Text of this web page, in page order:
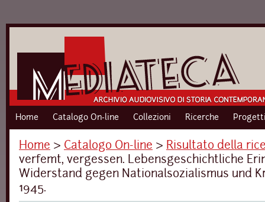
Home Catalogo On-line Collezioni Ricerche
Home › Catalogo On-line › Risultato della
verfemt, vergessen. Lebensgeschichtliche
Widerstand gegen Nationalsozialismus und
1945.